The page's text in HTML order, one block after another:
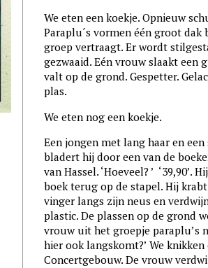
We eten een koekje. Opnieuw
Paraplu´s vormen één groot
groep vertraagt. Er wordt
gezwaaid. Eén vrouw slaakt een
valt op de grond. Gespetter.
plas.
We eten nog een koekje.
Een jongen met lang haar en
bladert hij door een van de
van Hassel. ‘Hoeveel? ’
boek terug op de stapel. Hij
vinger langs zijn neus en
plastic. De plassen op de grond
vrouw uit het groepje paraplu’s
hier ook langskomt?’ We
Concertgebouw. De vrouw